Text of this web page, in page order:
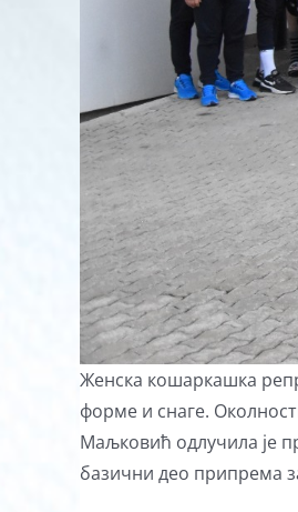
Женска кошаркашка
форме и снаге.
Маљковић одлучила је
базични део припрема